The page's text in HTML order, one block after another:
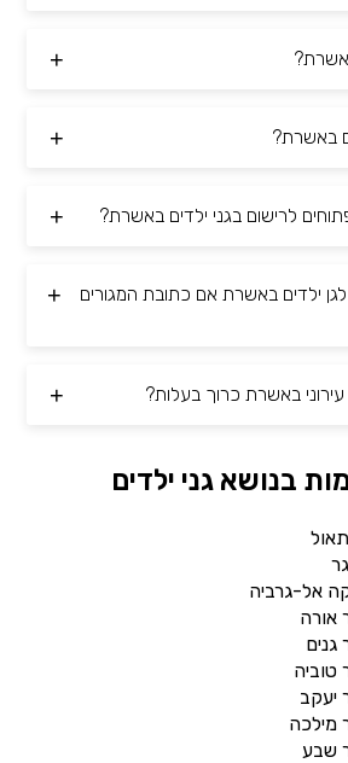
באשרת?
לרישום בגני ילדים באשרת?
ילדים באשרת אם כתובת המגורים
עירוני באשרת כרוך בעלות?
בנושא גני ילדים
אל-גרביה
אורה
גנים
טוביה
יעקב
מילכה
שבע